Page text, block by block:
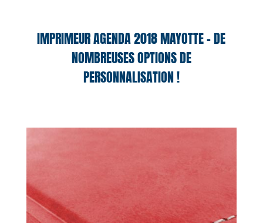
IMPRIMEUR AGENDA 2018 MAYOTTE – DE
NOMBREUSES OPTIONS DE
PERSONNALISATION !